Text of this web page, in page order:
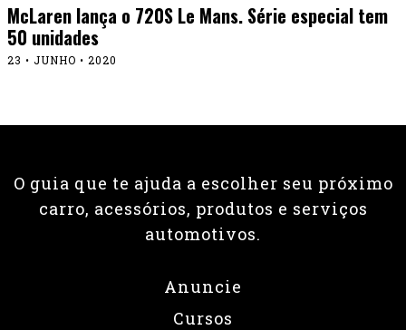
McLaren lança o 720S Le Mans. Série especial tem
50 unidades
23 • JUNHO • 2020
O guia que te ajuda a escolher seu próximo
carro, acessórios, produtos e serviços
automotivos.
Anuncie
Cursos